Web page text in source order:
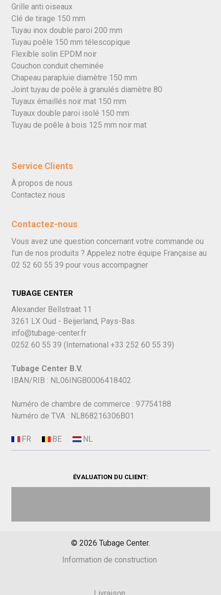
Grille anti oiseaux
Clé de tirage 150 mm
Tuyau inox double paroi 200 mm
Tuyau poêle 150 mm télescopique
Flexible solin EPDM noir
Couchon conduit cheminée
Chapeau parapluie diamètre 150 mm
Joint tuyau de poêle à granulés diamètre 80
Tuyaux émaillés noir mat 150 mm
Tuyaux double paroi isolé 150 mm
Tuyau de poêle à bois 125 mm noir mat
Service Clients
À propos de nous
Contactez nous
Contactez-nous
Vous avez une question concernant votre commande ou
l'un de nos produits ? Appelez notre équipe Française au
02 52 60 55 39 pour vous accompagner
TUBAGE CENTER
Alexander Bellstraat 11
3261 LX Oud - Beijerland, Pays-Bas
info@tubage-center.fr
0252 60 55 39 (International +33 252 60 55 39)
Tubage Center B.V.
IBAN/RIB : NL06INGB0006418402
Numéro de chambre de commerce : 97754188
Numéro de TVA : NL868216306B01
ÉVALUATION DU CLIENT:
© 2026 Tubage Center.
Information de construction
Livraison